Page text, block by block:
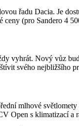
řadu Dacia. Je
(pro Sandero 4
vyhrát. Nový vůz
svého nejbližšího
mlhové
Open s klimatizací